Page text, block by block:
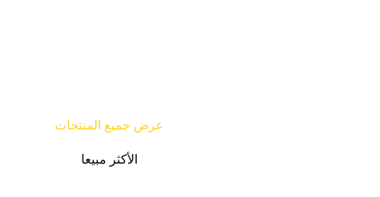
عرض جميع المنتجات
الأكثر مبيعا